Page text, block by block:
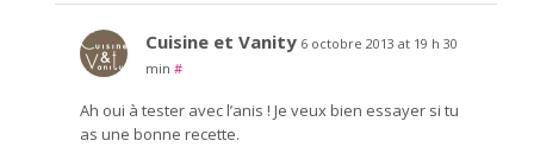
Cuisine et Vanity 6 octobre 2013 at 19 h 30
min #
Ah oui à tester avec l’anis ! Je veux bien essayer si tu
as une bonne recette.